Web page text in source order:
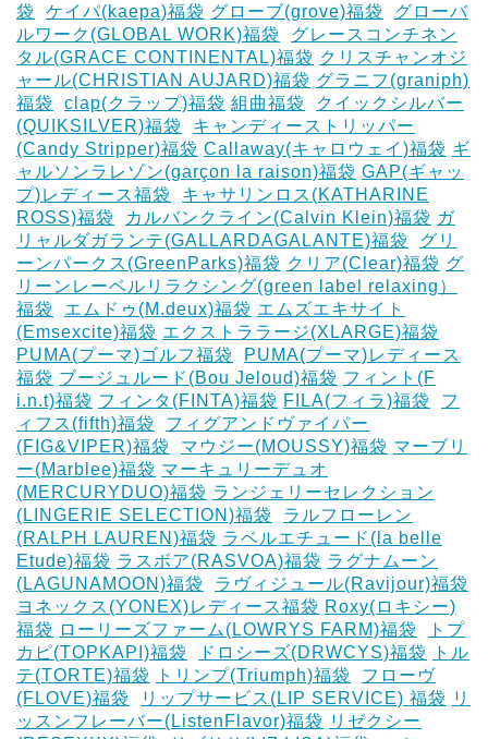
袋
ケイパ(kaepa)福袋 グローブ(grove)福袋
グローバ
ルワーク(GLOBAL WORK)福袋
グレースコンチネン
タル(GRACE CONTINENTAL)福袋 クリスチャンオジ
ャール(CHRISTIAN AUJARD)福袋 グラニフ(graniph)
福袋
clap(クラップ)福袋 組曲福袋
クイックシルバー
(QUIKSILVER)福袋
キャンディーストリッパー
(Candy Stripper)福袋 Callaway(キャロウェイ)福袋 ギ
ャルソンラレゾン(garçon la raison)福袋 GAP(ギャッ
プ)レディース福袋
キャサリンロス(KATHARINE
ROSS)福袋
カルバンクライン(Calvin Klein)福袋 ガ
リャルダガランテ(GALLARDAGALANTE)福袋
グリ
ーンパークス(GreenParks)福袋 クリア(Clear)福袋 グ
リーンレーベルリラクシング(green label relaxing）
福袋
エムドゥ(M.deux)福袋 エムズエキサイト
(Emsexcite)福袋 エクストララージ(XLARGE)福袋
PUMA(プーマ)ゴルフ福袋
PUMA(プーマ)レディース
福袋 ブージュルード(Bou Jeloud)福袋 フィント(F
i.n.t)福袋 フィンタ(FINTA)福袋 ‎FILA(フィラ)福袋
フ
ィフス(fifth)福袋
フィグアンドヴァイパー
(FIG&VIPER)福袋
マウジー(MOUSSY)福袋 マーブリ
ー(Marblee)福袋 マーキュリーデュオ
(MERCURYDUO)福袋 ランジェリーセレクション
(LINGERIE SELECTION)福袋
ラルフローレン
(RALPH LAUREN)福袋 ラベルエチュード(la belle
Etude)福袋 ラスボア(RASVOA)福袋 ラグナムーン
(LAGUNAMOON)福袋
ラヴィジュール(Ravijour)福袋
ヨネックス(YONEX)レディース福袋 Roxy(ロキシー)
福袋 ローリーズファーム(LOWRYS FARM)福袋
トプ
カピ(TOPKAPI)福袋
ドロシーズ(DRWCYS)福袋
トル
テ(TORTE)福袋
トリンプ(Triumph)福袋
フローヴ
(FLOVE)福袋
リップサービス(LIP SERVICE) 福袋 リ
ッスンフレーバー(ListenFlavor)福袋 リゼクシー